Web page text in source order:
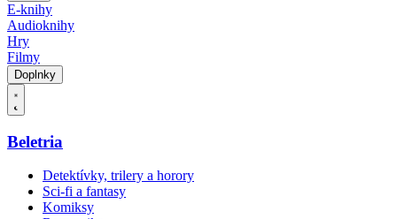
E-knihy
Audioknihy
Hry
Filmy
Doplnky
Beletria
Detektívky, trilery a horory
Sci-fi a fantasy
Komiksy